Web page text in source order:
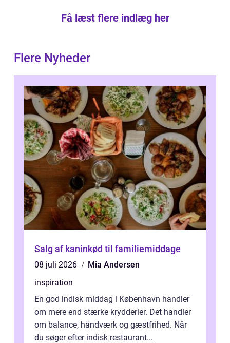
Få læst flere indlæg her
Flere Nyheder
Salg af kaninkød til familiemiddage
08 juli 2026
Mia Andersen
inspiration
En god indisk middag i København handler
om mere end stærke krydderier. Det handler
om balance, håndværk og gæstfrihed. Når
du søger efter indisk restaurant...